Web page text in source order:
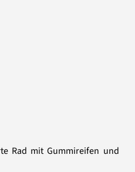
Rad mit Gummireifen und